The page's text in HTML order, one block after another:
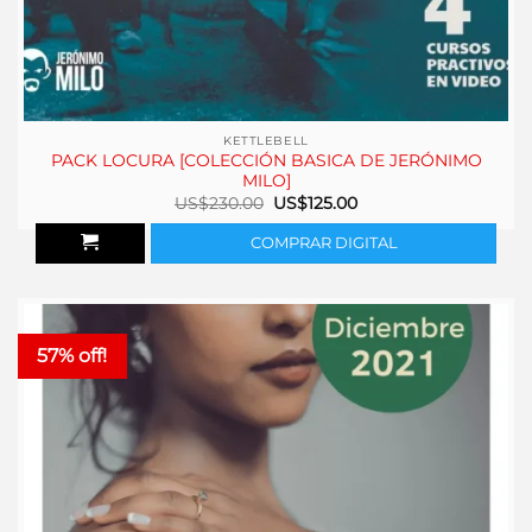
KETTLEBELL
PACK LOCURA [COLECCIÓN BASICA DE JERÓNIMO
MILO]
US$230.00 El
precio
era:
US$230.00.
US$125.00El
actual
es:
US$125.00.
COMPRAR DIGITAL
57% off!